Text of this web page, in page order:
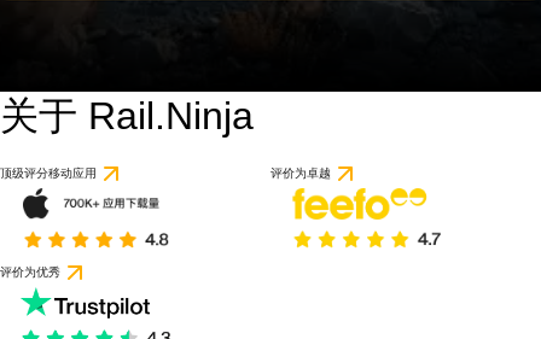
关于 Rail.Ninja
顶级评分移动应用 评价为卓越
评价为优秀